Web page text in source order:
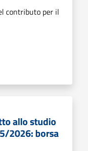
contributo per il
allo studio
2026: borsa